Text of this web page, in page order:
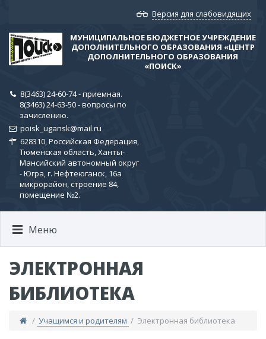
Версия для слабовидящих
МУНИЦИПАЛЬНОЕ БЮДЖЕТНОЕ УЧРЕЖДЕНИЕ
ДОПОЛНИТЕЛЬНОГО ОБРАЗОВАНИЯ «ЦЕНТР
ДОПОЛНИТЕЛЬНОГО ОБРАЗОВАНИЯ
«ПОИСК»
8(3463) 24-60-74 - приемная.
8(3463) 24-63-50 - вопросы по
зачислению.
poisk_ugansk@mail.ru
628310, Российская Федерация,
Тюменская область, Ханты-
Мансийский автономный округ
- Югра, г. Нефтеюганск, 16а
микрорайон, строение 84,
помещение №2.
Меню
ЭЛЕКТРОННАЯ
БИБЛИОТЕКА
/ Учащимся и родителям / Электронная библиотека